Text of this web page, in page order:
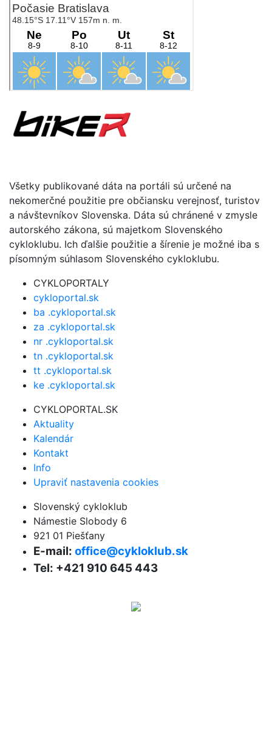
Všetky publikované dáta na portáli sú určené na
nekomerčné použitie pre občiansku verejnosť, turistov
a návštevníkov Slovenska. Dáta sú chránené v zmysle
autorského zákona, sú majetkom Slovenského
cykloklubu. Ich ďalšie použitie a šírenie je možné iba s
písomným súhlasom Slovenského cykloklubu.
CYKLOPORTALY
cykloportal.sk
ba .cykloportal.sk
za .cykloportal.sk
nr .cykloportal.sk
tn .cykloportal.sk
tt .cykloportal.sk
ke .cykloportal.sk
CYKLOPORTAL.SK
Aktuality
Kalendár
Kontakt
Info
Upraviť nastavenia cookies
Slovenský cykloklub
Námestie Slobody 6
921 01 Piešťany
E-mail: office@cykloklub.sk
Tel: +421 910 645 443